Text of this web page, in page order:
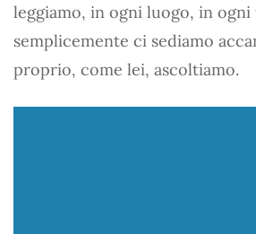
leggiamo, in ogni luogo, in ogni
semplicemente ci sediamo
proprio, come lei, ascoltiamo.